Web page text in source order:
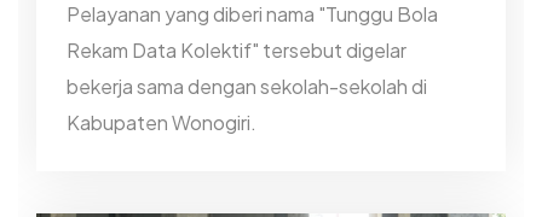
Pelayanan yang diberi nama "Tunggu Bola
Rekam Data Kolektif" tersebut digelar
bekerja sama dengan sekolah-sekolah di
Kabupaten Wonogiri.